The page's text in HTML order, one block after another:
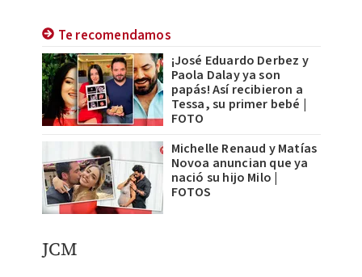
Te recomendamos
¡José Eduardo Derbez y
Paola Dalay ya son
papás! Así recibieron a
Tessa, su primer bebé |
FOTO
Michelle Renaud y Matías
Novoa anuncian que ya
nació su hijo Milo |
FOTOS
JCM